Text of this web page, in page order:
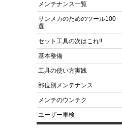
メンテナンス一覧
サンメカのためのツール100
選
セット工具の次はこれ!!
基本整備
工具の使い方実践
部位別メンテナンス
メンテのウンチク
ユーザー車検